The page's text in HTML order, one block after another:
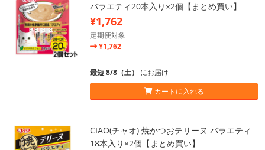
バラエティ20本入り×2個【まとめ買い】
¥1,762
定期便対象
¥1,762
最短 8/8（土） にお届け
カートに入れる
CIAO(チャオ) 焼かつおテリーヌ バラエティ
18本入り×2個【まとめ買い】